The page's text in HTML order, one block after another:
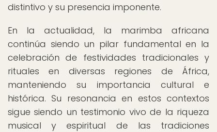
distintivo y su presencia imponente.
En la actualidad, la marimba africana
continúa siendo un pilar fundamental en la
celebración de festividades tradicionales y
rituales en diversas regiones de África,
manteniendo su importancia cultural e
histórica. Su resonancia en estos contextos
sigue siendo un testimonio vivo de la riqueza
musical y espiritual de las tradiciones